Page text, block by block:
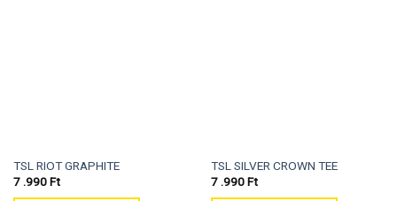
TSL RIOT GRAPHITE
7 .990Ft
TSL SILVER CROWN TEE
7 .990Ft